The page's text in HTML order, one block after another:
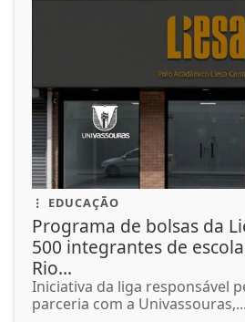
EDUCAÇÃO
Programa de bolsas da
500 integrantes de
Rio...
Iniciativa da liga responsável
parceria com a Univassouras,...